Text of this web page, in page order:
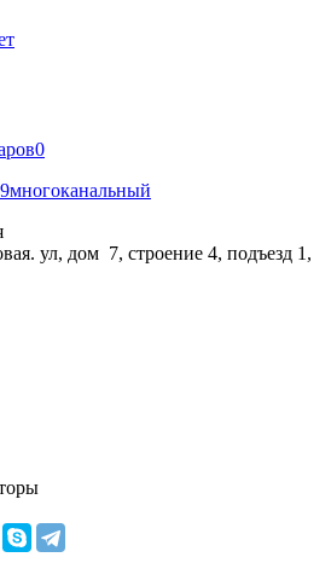
0
многоканальный
ул, дом 7, строение 4, подъезд 1,